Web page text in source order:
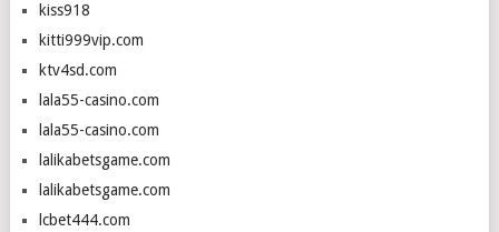
kiss918
kitti999vip.com
ktv4sd.com
lala55-casino.com
lala55-casino.com
lalikabetsgame.com
lalikabetsgame.com
lcbet444.com